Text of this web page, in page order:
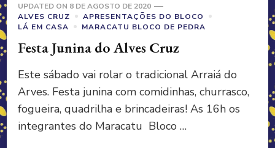
UPDATED ON 8 DE AGOSTO DE 2020
ALVES CRUZ
APRESENTAÇÕES DO BLOCO
LÁ EM CASA
MARACATU BLOCO DE PEDRA
Festa Junina do Alves Cruz
Este sábado vai rolar o tradicional Arraiá do
Arves. Festa junina com comidinhas, churrasco,
fogueira, quadrilha e brincadeiras! As 16h os
integrantes do Maracatu Bloco …